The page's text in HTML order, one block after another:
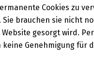
Cookies zu
brauchen sie nicht
gesorgt wird.
Genehmigung für